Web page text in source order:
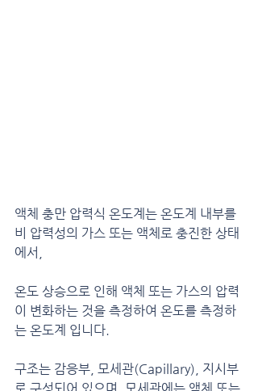
액체 충만 압력식 온도계는 온도계 내부를
비 압력성의 가스 또는 액체로 충진한 상태
에서,
온도 상승으로 인해 액체 또는 가스의 압력
이 변화하는 것을 측정하여 온도를 측정하
는 온도계 입니다.
구조는 감응부, 모세관(Capillary), 지시부